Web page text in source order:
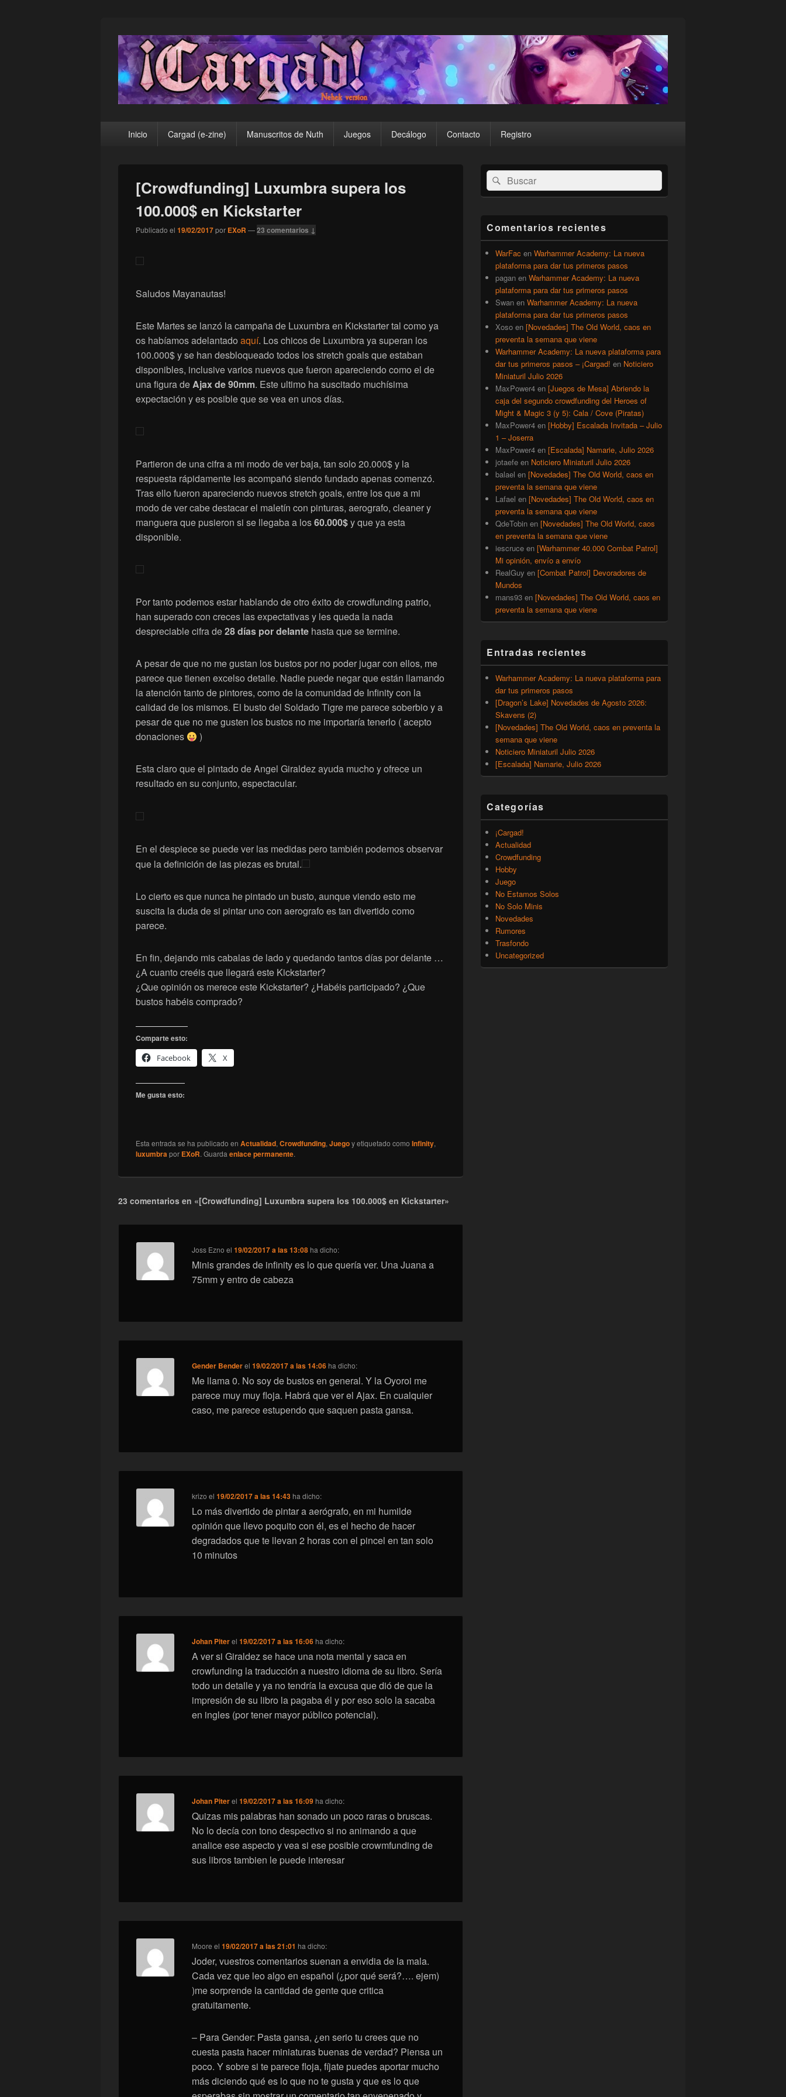
¡Cargad!
principalInicio Cargad (e-zine) Manuscritos de Nuth Juegos Decálogo Contacto Registro
[Crowdfunding] Luxumbra supera los
100.000$ en Kickstarter
Publicado el 19/02/2017por EXoR —23 comentarios ↓
Saludos Mayanautas!
Este Martes se lanzó la campaña de Luxumbra en Kickstarter tal como ya
os habíamos adelantado aquí. Los chicos de Luxumbra ya superan los
100.000$ y se han desbloqueado todos los stretch goals que estaban
disponibles, inclusive varios nuevos que fueron apareciendo como el de
una figura deAjax de 90mm. Este ultimo ha suscitado muchísima
expectación y es posible que se vea en unos días.
Partieron de una cifra a mi modo de ver baja, tan solo 20.000$ y la
respuesta rápidamente les acompañó siendo fundado apenas comenzó.
Tras ello fueron apareciendo nuevos stretch goals, entre los que a mi
modo de ver cabe destacar el maletín con pinturas, aerografo, cleaner y
manguera que pusieron si se llegaba a los60.000$y que ya esta
disponible.
Por tanto podemos estar hablando de otro éxito de crowdfunding patrio,
han superado con creces las expectativas y les queda la nada
despreciable cifra de28 días por delante hasta que se termine.
A pesar de que no me gustan los bustos por no poder jugar con ellos, me
parece que tienen excelso detalle. Nadie puede negar que están llamando
la atención tanto de pintores, como de la comunidad de Infinity con la
calidad de los mismos. El busto del Soldado Tigre me parece soberbio y a
pesar de que no me gusten los bustos no me importaría tenerlo ( acepto
donaciones
)
Esta claro que el pintado de Angel Giraldez ayuda mucho y ofrece un
resultado en su conjunto, espectacular.
En el despiece se puede ver las medidas pero también podemos observar
que la definición de las piezas es brutal.
Lo cierto es que nunca he pintado un busto, aunque viendo esto me
suscita la duda de si pintar uno con aerografo es tan divertido como
parece.
En fin, dejando mis cabalas de lado y quedando tantos días por delante …
¿A cuanto creéis que llegará este Kickstarter?
¿Que opinión os merece este Kickstarter? ¿Habéis participado? ¿Que
bustos habéis comprado?
Comparte esto:
Facebook
X
Me gusta esto:
Esta entrada se ha publicado en Actualidad, Crowdfunding, Juegoy etiquetado como Infinity,
luxumbrapor EXoR. Guarda enlace permanente.
23 comentarios en «[Crowdfunding] Luxumbra supera los 100.000$ en Kickstarter»
Joss Ezno el19/02/2017 a las 13:08ha dicho:
Minis grandes de infinity es lo que quería ver. Una Juana a
75mm y entro de cabeza
Gender Benderel19/02/2017 a las 14:06ha dicho:
Me llama 0. No soy de bustos en general. Y la Oyoroi me
parece muy muy floja. Habrá que ver el Ajax. En cualquier
caso, me parece estupendo que saquen pasta gansa.
krizo el19/02/2017 a las 14:43ha dicho:
Lo más divertido de pintar a aerógrafo, en mi humilde
opinión que llevo poquito con él, es el hecho de hacer
degradados que te llevan 2 horas con el pincel en tan solo
10 minutos
Johan Piterel19/02/2017 a las 16:06ha dicho:
A ver si Giraldez se hace una nota mental y saca en
crowfunding la traducción a nuestro idioma de su libro. Sería
todo un detalle y ya no tendría la excusa que dió de que la
impresión de su libro la pagaba él y por eso solo la sacaba
en ingles (por tener mayor público potencial).
Johan Piterel19/02/2017 a las 16:09ha dicho:
Quizas mis palabras han sonado un poco raras o bruscas.
No lo decía con tono despectivo si no animando a que
analice ese aspecto y vea si ese posible crowmfunding de
sus libros tambien le puede interesar
Moore el19/02/2017 a las 21:01 ha dicho:
Joder, vuestros comentarios suenan a envidia de la mala.
Cada vez que leo algo en español (¿por qué será?…. ejem)
)me sorprende la cantidad de gente que critica
gratuitamente.
– Para Gender: Pasta gansa, ¿en serio tu crees que no
cuesta pasta hacer miniaturas buenas de verdad? Piensa un
poco. Y sobre si te parece floja, fíjate puedes aportar mucho
más diciendo qué es lo que no te gusta y que es lo que
El
área
de
lateral
primaria
Buscar
por:
Buscar
Comentarios recientes
WarFac en Warhammer Academy: La nueva
plataforma para dar tus primeros pasos
pagan en Warhammer Academy: La nueva
plataforma para dar tus primeros pasos
Swan en Warhammer Academy: La nueva
plataforma para dar tus primeros pasos
Xoso en [Novedades] The Old World, caos en
preventa la semana que viene
Warhammer Academy: La nueva plataforma para
dar tus primeros pasos – ¡Cargad! en Noticiero
Miniaturil Julio 2026
MaxPower4 en [Juegos de Mesa] Abriendo la
caja del segundo crowdfunding del Heroes of
Might & Magic 3 (y 5): Cala / Cove (Piratas)
MaxPower4 en [Hobby] Escalada Invitada – Julio
1 – Joserra
MaxPower4 en [Escalada] Namarie, Julio 2026
jotaefe en Noticiero Miniaturil Julio 2026
balael en [Novedades] The Old World, caos en
preventa la semana que viene
Lafael en [Novedades] The Old World, caos en
preventa la semana que viene
QdeTobin en [Novedades] The Old World, caos
en preventa la semana que viene
iescruce en [Warhammer 40.000 Combat Patrol]
Mi opinión, envío a envío
RealGuy en [Combat Patrol] Devoradores de
Mundos
mans93 en [Novedades] The Old World, caos en
preventa la semana que viene
Entradas recientes
Warhammer Academy: La nueva plataforma para
dar tus primeros pasos
[Dragon’s Lake] Novedades de Agosto 2026:
Skavens (2)
[Novedades] The Old World, caos en preventa la
semana que viene
Noticiero Miniaturil Julio 2026
[Escalada] Namarie, Julio 2026
Categorías
¡Cargad!
Actualidad
Crowdfunding
Hobby
Juego
No Estamos Solos
No Solo Minis
Novedades
Rumores
Trasfondo
Uncategorized